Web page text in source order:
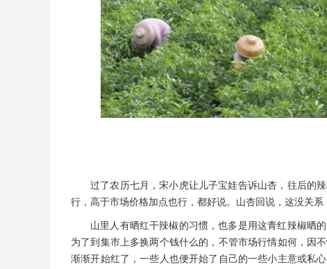
过了农历七月，宋小虎让儿子宝娃告诉山杏，往后的
行，高于市场价格加点也行，都好说。山杏回说，这没关系
山里人有晒红干辣椒的习惯，也多是用这青红辣椒晒
为了到集市上多换两个钱什么的，不管市场行情如何，因
渐渐开始红了，一些人也便开始了自己的一些小主意或私